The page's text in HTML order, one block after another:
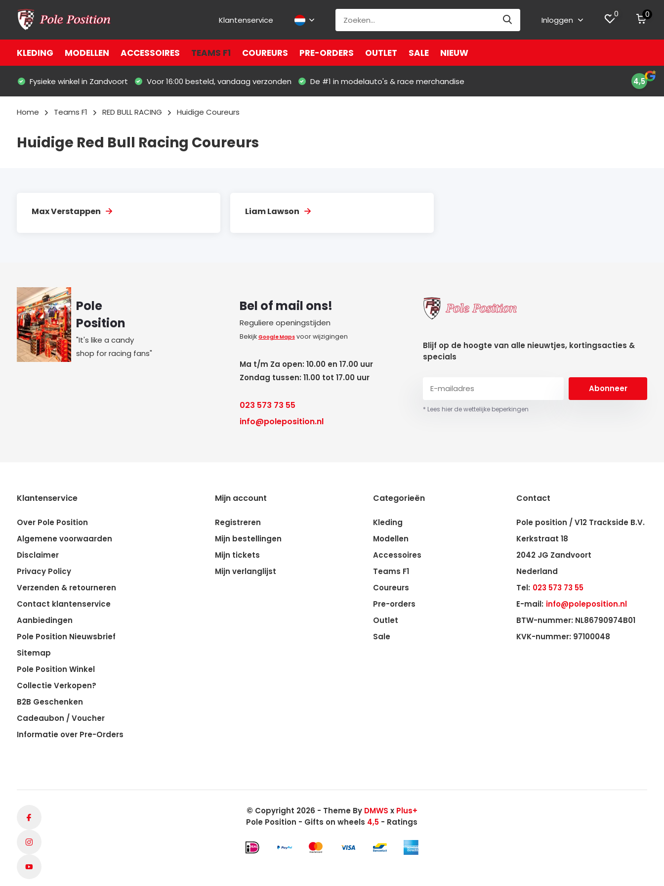
Klantenservice Inloggen
0 0
KLEDING MODELLEN ACCESSOIRES TEAMS F1 COUREURS PRE-ORDERS OUTLET SALE NIEUW
Fysieke winkel in Zandvoort Voor 16:00 besteld, vandaag verzonden De #1 in modelauto's & race merchandise 4,5
Home Teams F1 RED BULL RACING Huidige Coureurs
Huidige Red Bull Racing Coureurs
Max Verstappen Liam Lawson
Pole
Position
"It's like a candy
shop for racing fans"
Bel of mail ons!
Reguliere openingstijden
Bekijk Google Mapsvoor wijzigingen
Ma t/m Za open: 10.00 en 17.00 uur
Zondag tussen: 11.00 tot 17.00 uur
023 573 73 55
info@poleposition.nl
Blijf op de hoogte van alle nieuwtjes, kortingsacties &
specials
Abonneer
* Lees hier de wettelijke beperkingen
Klantenservice
Over Pole Position
Algemene voorwaarden
Disclaimer
Privacy Policy
Verzenden & retourneren
Contact klantenservice
Aanbiedingen
Pole Position Nieuwsbrief
Sitemap
Pole Position Winkel
Collectie Verkopen?
B2B Geschenken
Cadeaubon / Voucher
Informatie over Pre-Orders
Mijn account
Registreren
Mijn bestellingen
Mijn tickets
Mijn verlanglijst
Categorieën
Kleding
Modellen
Accessoires
Teams F1
Coureurs
Pre-orders
Outlet
Sale
Contact
Pole position / V12 Trackside B.V.
Kerkstraat 18
2042 JG Zandvoort
Nederland
Tel: 023 573 73 55
E-mail: info@poleposition.nl
BTW-nummer: NL86790974B01
KVK-nummer: 97100048
© Copyright 2026 - Theme By DMWS x Plus+
Pole Position - Gifts on wheels 4,5 - Ratings